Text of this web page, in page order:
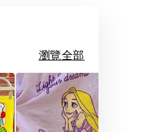
瀏覽全部